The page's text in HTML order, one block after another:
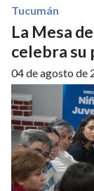
La Mesa
celebra su
Tucumán
04 de agosto de